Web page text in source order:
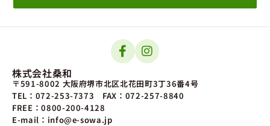
株式会社桑和
〒591-8002 大阪府堺市北区北花田町3丁36番4号
TEL：072-253-7373 FAX：072-257-8840
FREE：0800-200-4128
E-mail：info@e-sowa.jp